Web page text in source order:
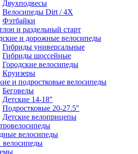
Двухподвесы
Велосипеды Dirt / 4X
Фэтбайки
и раздельный старт
и дорожные велосипеды
Гибриды универсальные
Гибриды шоссейные
Городские велосипеды
Круизеры
и подростковые велосипеды
Беговелы
Детские 14-18"
Подростковые 20-27.5"
Детские велоприцепы
велосипеды